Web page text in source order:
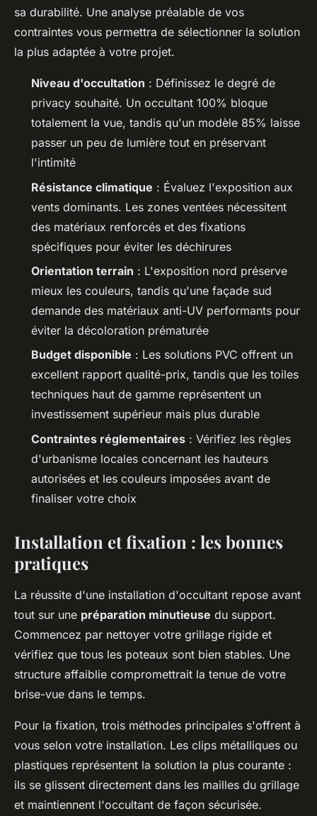
sa durabilité. Une analyse préalable de vos
contraintes vous permettra de sélectionner la solution
la plus adaptée à votre projet.
Niveau d'occultation : Définissez le degré de
privacy souhaité. Un occultant 100% bloque
totalement la vue, tandis qu'un modèle 85% laisse
passer un peu de lumière tout en préservant
l'intimité
Résistance climatique : Évaluez l'exposition aux
vents dominants. Les zones ventées nécessitent
des matériaux renforcés et des fixations
spécifiques pour éviter les déchirures
Orientation terrain : L'exposition nord préserve
mieux les couleurs, tandis qu'une façade sud
demande des matériaux anti-UV performants pour
éviter la décoloration prématurée
Budget disponible : Les solutions PVC offrent un
excellent rapport qualité-prix, tandis que les toiles
techniques haut de gamme représentent un
investissement supérieur mais plus durable
Contraintes réglementaires : Vérifiez les règles
d'urbanisme locales concernant les hauteurs
autorisées et les couleurs imposées avant de
finaliser votre choix
Installation et fixation : les bonnes
pratiques
La réussite d'une installation d'occultant repose avant
tout sur une préparation minutieuse du support.
Commencez par nettoyer votre grillage rigide et
vérifiez que tous les poteaux sont bien stables. Une
structure affaiblie compromettrait la tenue de votre
brise-vue dans le temps.
Pour la fixation, trois méthodes principales s'offrent à
vous selon votre installation. Les clips métalliques ou
plastiques représentent la solution la plus courante :
ils se glissent directement dans les mailles du grillage
et maintiennent l'occultant de façon sécurisée.